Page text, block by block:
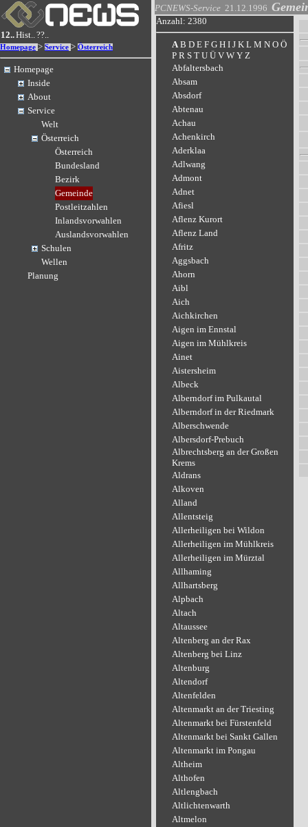
12..Hist..??..
Homepage > Service > Österreich
Homepage
Inside
About
Service
Welt
Österreich
Österreich
Bundesland
Bezirk
Gemeinde
Postleitzahlen
Inlandsvorwahlen
Auslandsvorwahlen
Schulen
Wellen
Planung
PCNEWS-Service 21.12.1996
Anzahl: 2380
A B D E F G H I J K L M N O Ö
P R S T U Ü V W Y Z
Abfaltersbach
Absam
Absdorf
Abtenau
Achau
Achenkirch
Aderklaa
Adlwang
Admont
Adnet
Afiesl
Aflenz Kurort
Aflenz Land
Afritz
Aggsbach
Ahorn
Aibl
Aich
Aichkirchen
Aigen im Ennstal
Aigen im Mühlkreis
Ainet
Aistersheim
Albeck
Alberndorf im Pulkautal
Alberndorf in der Riedmark
Alberschwende
Albersdorf-Prebuch
Albrechtsberg an der Großen
Krems
Aldrans
Alkoven
Alland
Allentsteig
Allerheiligen bei Wildon
Allerheiligen im Mühlkreis
Allerheiligen im Mürztal
Allhaming
Allhartsberg
Alpbach
Altach
Altaussee
Altenberg an der Rax
Altenberg bei Linz
Altenburg
Altendorf
Altenfelden
Altenmarkt an der Triesting
Altenmarkt bei Fürstenfeld
Altenmarkt bei Sankt Gallen
Altenmarkt im Pongau
Altheim
Althofen
Altlengbach
Altlichtenwarth
Altmelon